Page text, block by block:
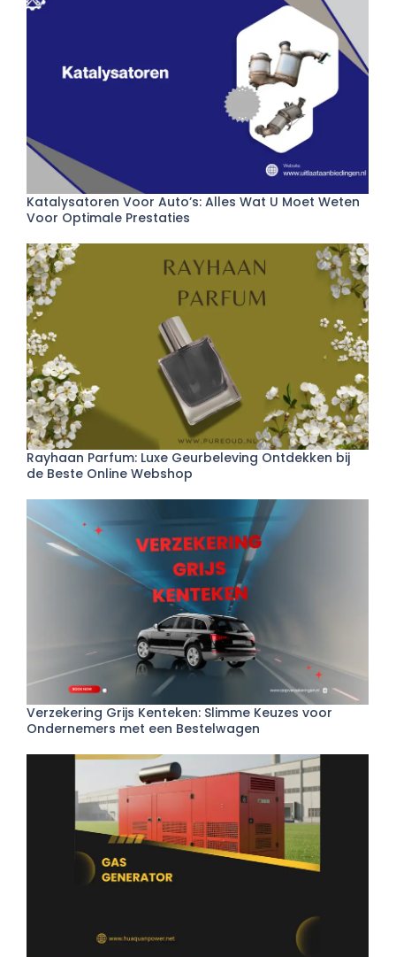
Katalysatoren Voor Auto’s: Alles Wat U Moet Weten
Voor Optimale Prestaties
Rayhaan Parfum: Luxe Geurbeleving Ontdekken bij
de Beste Online Webshop
Verzekering Grijs Kenteken: Slimme Keuzes voor
Ondernemers met een Bestelwagen